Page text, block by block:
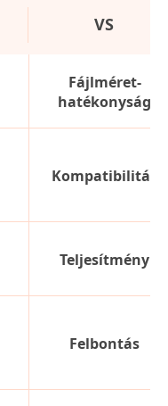
VS
Fájlméret-
hatékonyság
Kompatibilitás
Teljesítmény
Felbontás